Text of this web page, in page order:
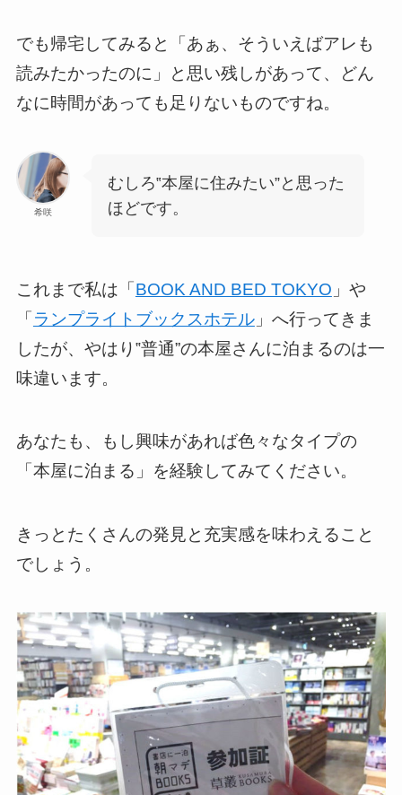
でも帰宅してみると「あぁ、そういえばアレも
読みたかったのに」と思い残しがあって、どん
なに時間があっても足りないものですね。
希咲
むしろ‟本屋に住みたい”と思った
ほどです。
これまで私は「BOOK AND BED TOKYO 」や
「ランプライトブックスホテル」へ行ってきま
したが、やはり‟普通”の本屋さんに泊まるのは一
味違います。
あなたも、もし興味があれば色々なタイプの
「本屋に泊まる」を経験してみてください。
きっとたくさんの発見と充実感を味わえること
でしょう。